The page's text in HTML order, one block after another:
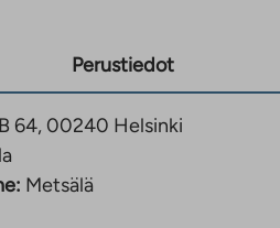
Perustiedot
64, 00240 Helsinki
Metsälä